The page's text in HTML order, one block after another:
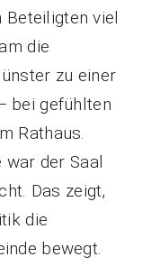
Beteiligten viel
die
zu einer
bei gefühlten
Rathaus.
der Saal
Das zeigt,
die
bewegt.